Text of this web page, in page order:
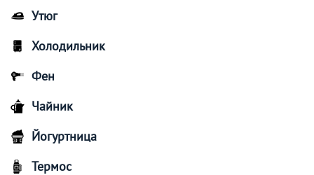
Утюг
Холодильник
Фен
Чайник
Йогуртница
Термос